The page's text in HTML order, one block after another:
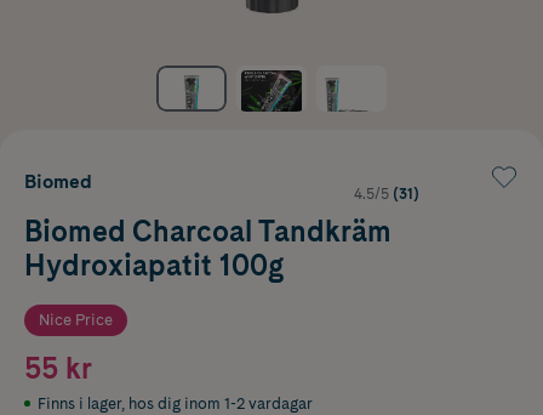
Biomed
4.5/5 (31)
Biomed Charcoal Tandkräm
Hydroxiapatit 100g
Nice Price
55 kr
Finns i lager, hos dig inom 1-2 vardagar